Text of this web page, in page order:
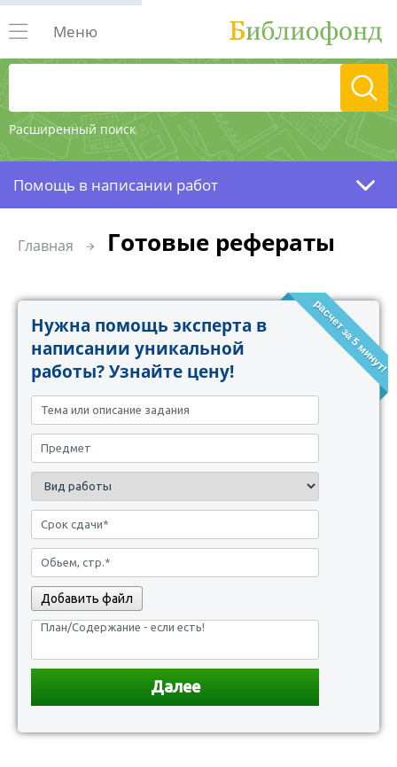
Расширенный поиск
Меню
Помощь в написании работ
Главная Готовые рефераты
расчет за 5 минут!
Нужна помощь эксперта в
написании уникальной
работы? Узнайте цену!
Добавить файл